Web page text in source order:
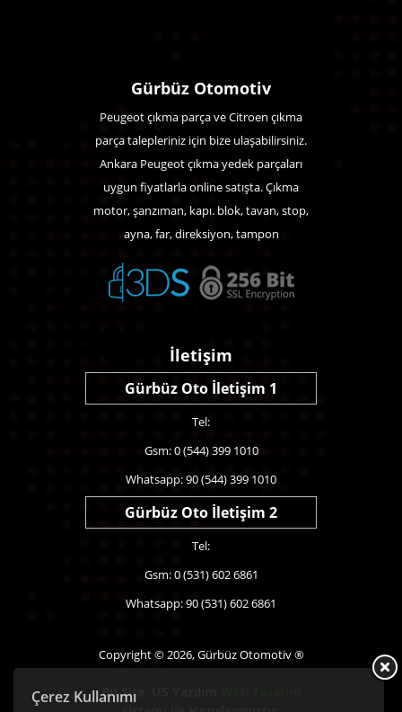
Çerez Kullanımı
Gürbüz Otomotiv
Peugeot çıkma parça ve Citroen çıkma
parça talepleriniz için bize ulaşabilirsiniz.
Ankara Peugeot çıkma yedek parçaları
uygun fiyatlarla online satışta. Çıkma
motor, şanzıman, kapı. blok, tavan, stop,
ayna, far, direksiyon, tampon
İletişim
Gürbüz Oto İletişim 1
Tel:
Gsm: 0 (544) 399 1010
Whatsapp: 90 (544) 399 1010
Gürbüz Oto İletişim 2
Tel:
Gsm: 0 (531) 602 6861
Whatsapp: 90 (531) 602 6861
Copyright © 2026, Gürbüz Otomotiv ®
Bu Site,